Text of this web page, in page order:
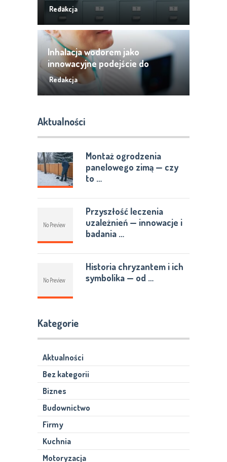
Redakcja
Inhalacja wodorem jako
innowacyjne podejście do
zdrowia
Redakcja
Aktualności
Montaż ogrodzenia
panelowego zimą — czy
to …
Przyszłość leczenia
uzależnień — innowacje i
badania …
Historia chryzantem i ich
symbolika — od …
Kategorie
Aktualności
Bez kategorii
Biznes
Budownictwo
Firmy
Kuchnia
Motoryzacja